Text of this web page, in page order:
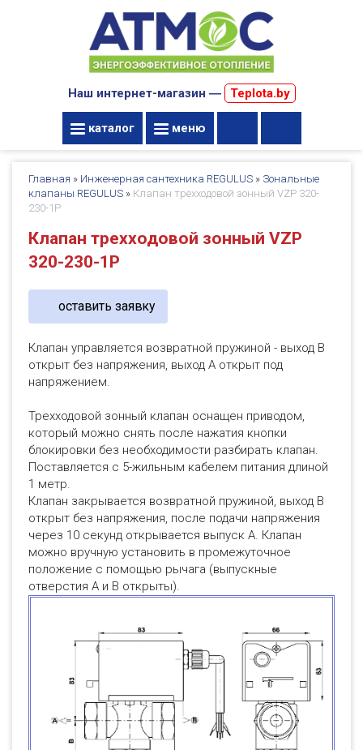
Наш интернет-магазин ― Teplota.by
каталог меню
Главная » Инженерная сантехника REGULUS » Зональные
клапаны REGULUS » Клапан трехходовой зонный VZP 320-
230-1P
Клапан трехходовой зонный VZP
320-230-1P
оставить заявку
Клапан управляется возвратной пружиной - выход B
открыт без напряжения, выход A открыт под
напряжением.
Трехходовой зонный клапан оснащен приводом,
который можно снять после нажатия кнопки
блокировки без необходимости разбирать клапан.
Поставляется с 5-жильным кабелем питания длиной
1 метр.
Клапан закрывается возвратной пружиной, выход B
открыт без напряжения, после подачи напряжения
через 10 секунд открывается выпуск A. Клапан
можно вручную установить в промежуточное
положение с помощью рычага (выпускные
отверстия A и B открыты).